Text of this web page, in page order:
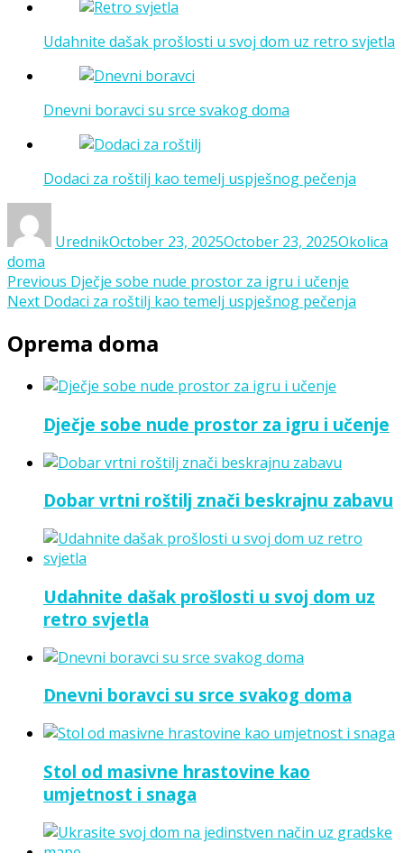
Udahnite dašak prošlosti u svoj dom uz retro svjetla
Dnevni boravci su srce svakog doma
Dodaci za roštilj kao temelj uspješnog pečenja
Urednikon
October 23, 2025October 23, 2025Okolica
doma
Post
navigation
Previous Previous
post:
Dječje sobe nude prostor za igru i učenje
Next Next
Dodaci za roštilj kao temelj uspješnog pečenja
Oprema doma
Dječje sobe nude prostor za igru i učenje
Dobar vrtni roštilj znači beskrajnu zabavu
Udahnite dašak prošlosti u svoj dom uz
retro svjetla
Dnevni boravci su srce svakog doma
Stol od masivne hrastovine kao
umjetnost i snaga